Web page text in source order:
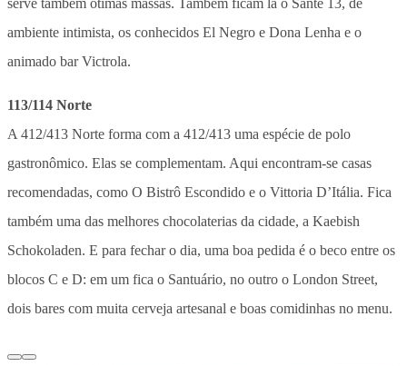
serve também ótimas massas. Também ficam lá o Santé 13, de
ambiente intimista, os conhecidos El Negro e Dona Lenha e o
animado bar Victrola.
113/114 Norte
A 412/413 Norte forma com a 412/413 uma espécie de polo
gastronômico. Elas se complementam. Aqui encontram-se casas
recomendadas, como O Bistrô Escondido e o Vittoria D’Itália. Fica
também uma das melhores chocolaterias da cidade, a Kaebish
Schokoladen. E para fechar o dia, uma boa pedida é o beco entre os
blocos C e D: em um fica o Santuário, no outro o London Street,
dois bares com muita cerveja artesanal e boas comidinhas no menu.